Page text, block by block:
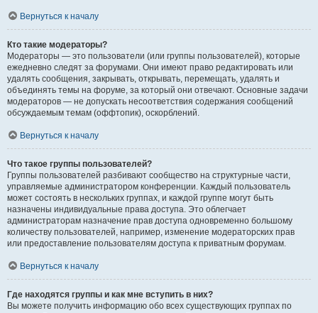
Вернуться к началу
Кто такие модераторы?
Модераторы — это пользователи (или группы пользователей), которые
ежедневно следят за форумами. Они имеют право редактировать или
удалять сообщения, закрывать, открывать, перемещать, удалять и
объединять темы на форуме, за который они отвечают. Основные задачи
модераторов — не допускать несоответствия содержания сообщений
обсуждаемым темам (оффтопик), оскорблений.
Вернуться к началу
Что такое группы пользователей?
Группы пользователей разбивают сообщество на структурные части,
управляемые администратором конференции. Каждый пользователь
может состоять в нескольких группах, и каждой группе могут быть
назначены индивидуальные права доступа. Это облегчает
администраторам назначение прав доступа одновременно большому
количеству пользователей, например, изменение модераторских прав
или предоставление пользователям доступа к приватным форумам.
Вернуться к началу
Где находятся группы и как мне вступить в них?
Вы можете получить информацию обо всех существующих группах по